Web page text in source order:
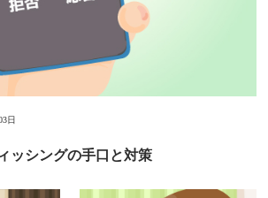
日
ッシングの手口と対策